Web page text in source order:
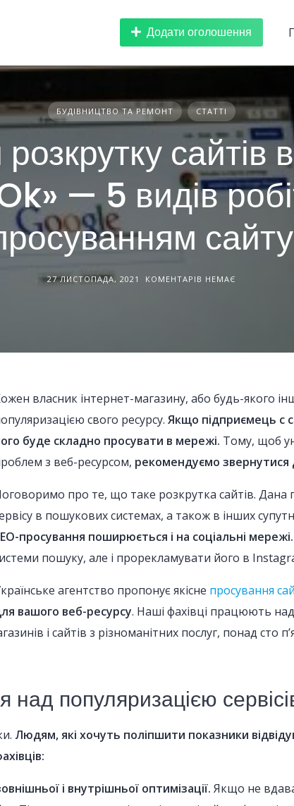
Додати оголошення
БУДІВНИЦТВО ТА РЕМОНТ СТАТТІ
сайтів
— 5 видів
сайту
27 ЛИСТОПАДА, 2021 КОМЕНТАРІВ НЕМАЄ
власник інтернет-магазину, або будь-якого
свого ресурсу. Якщо підприємець с
буде складно просувати в мережі. Тому, щоб
з веб-ресурсом, рекомендуємо звернутися
про те, що таке розкрутка сайтів.
в пошукових системах, а також в інших
просування поширюється і на соціальні мережі.
пошуку, але і прорекламувати його в
агентство пропонує якісне просування
вашого веб-ресурсу. Наші фахівці працюють
і сайтів з різноманітних послуг, понад сто
популяризацією
Людям, які хочуть поліпшити показники
і внутрішньої оптимізації. Якщо не